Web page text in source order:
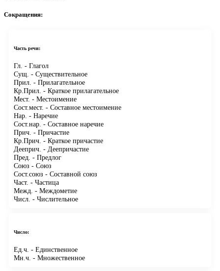
Сокращения:
Часть речи:
Гл. - Глагол
Сущ. - Существительное
Прил. - Прилагательное
Кр.Прил. - Краткое прилагательное
Мест. - Местоимение
Сост.мест. - Составное местоимение
Нар. - Наречие
Сост.нар. - Составное наречие
Прич. - Причастие
Кр.Прич. - Краткое причастие
Дееприч. - Деепричастие
Пред. - Предлог
Союз - Союз
Сост.союз - Составной союз
Част. - Частица
Межд. - Междометие
Числ. - Числительное
Число:
Ед.ч. - Единственное
Мн.ч. - Множественное